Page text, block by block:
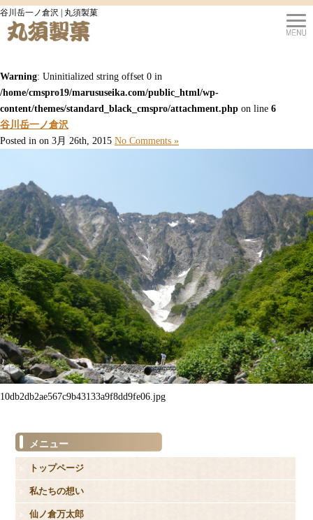
谷川岳一ノ倉沢 | 丸須製菓
Warning: Uninitialized string offset 0 in
/home/cmspro19/marususeika.com/public_html/wp-
content/themes/standard_black_cmspro/attachment.php on line 6
谷川岳一ノ倉沢
Posted in on 3月 26th, 2015 No Comments »
10db2db2ae567c9b43133a9f8dd9fe06.jpg
メニュー
トップページ
私たちの想い
仙ノ倉万太郎